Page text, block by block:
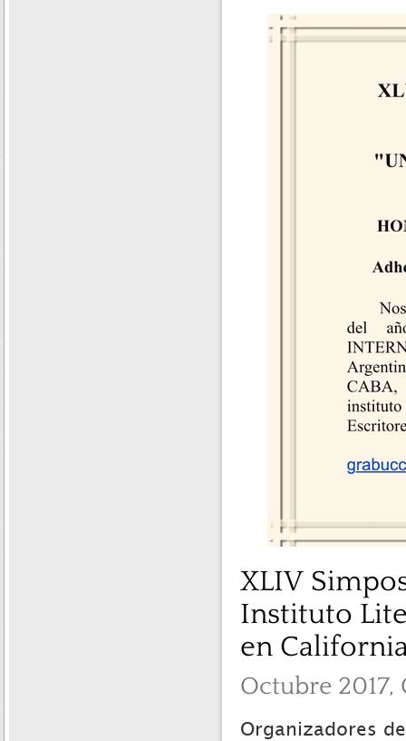
XLIV
Instituto
en
Octubre 2017,
Organizadores